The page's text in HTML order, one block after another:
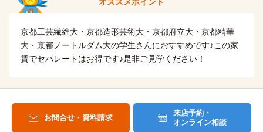
修学院（叡山電鉄本線10分）→京都精華大前→（徒歩1分）
大谷大学(本部キャンパス)
自転車
14分
(約3.3km)
正門
京都バレエ専門学校(北白川スタジオ)
自転車11分（約2.5km）
京都コンピュータ学院鴨川校
自転車
14分
(約3.4km)
京都工芸繊維大・京都造形芸術大・京都府立大・京都精華
大・京都ノートルダム大の学生さんにおすすめです♪この家
賃でセパレートはお得です♪是非ご見学ください！
お問合せ・資料請求
来店予約・
オンライン相談